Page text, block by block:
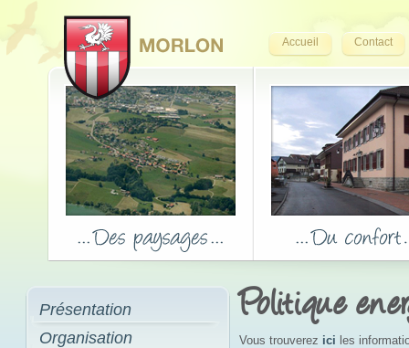
Accueil Contact
Présentation
Organisation
Politique
Vous trouverez ici les